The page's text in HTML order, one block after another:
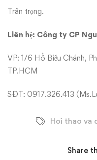
Trân trọng.
Liên hệ: Công ty CP
VP: 1/6 Hồ Biểu Chánh,
TP.HCM
SĐT: 0917.326.413
Hoi thao va
Share